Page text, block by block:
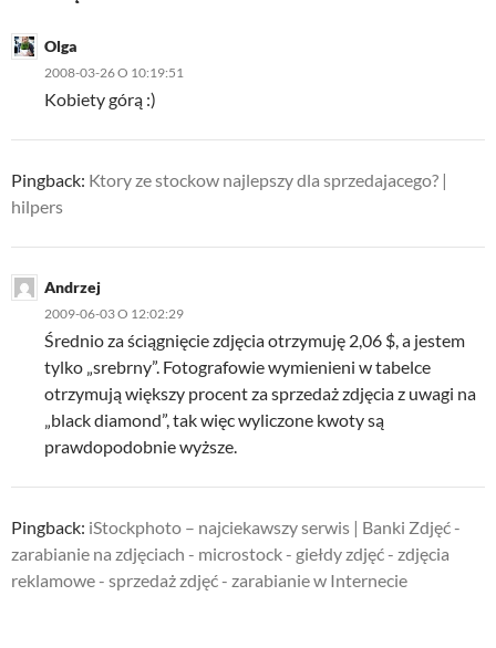
Olga
2008-03-26 O 10:19:51
Kobiety górą :)
Pingback: Ktory ze stockow najlepszy dla sprzedajacego? |
hilpers
Andrzej
2009-06-03 O 12:02:29
Średnio za ściągnięcie zdjęcia otrzymuję 2,06 $, a jestem
tylko „srebrny”. Fotografowie wymienieni w tabelce
otrzymują większy procent za sprzedaż zdjęcia z uwagi na
„black diamond”, tak więc wyliczone kwoty są
prawdopodobnie wyższe.
Pingback: iStockphoto – najciekawszy serwis | Banki Zdjęć -
zarabianie na zdjęciach - microstock - giełdy zdjęć - zdjęcia
reklamowe - sprzedaż zdjęć - zarabianie w Internecie